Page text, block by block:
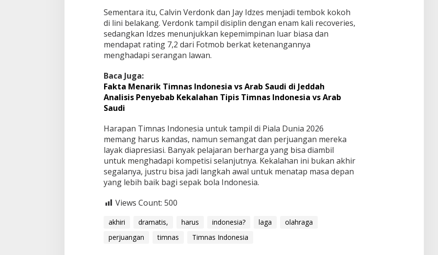
Sementara itu, Calvin Verdonk dan Jay Idzes menjadi tembok kokoh
di lini belakang. Verdonk tampil disiplin dengan enam kali recoveries,
sedangkan Idzes menunjukkan kepemimpinan luar biasa dan
mendapat rating 7,2 dari Fotmob berkat ketenangannya
menghadapi serangan lawan.
Baca Juga:
Fakta Menarik Timnas Indonesia vs Arab Saudi di Jeddah
Analisis Penyebab Kekalahan Tipis Timnas Indonesia vs Arab
Saudi
Harapan Timnas Indonesia untuk tampil di Piala Dunia 2026
memang harus kandas, namun semangat dan perjuangan mereka
layak diapresiasi. Banyak pelajaran berharga yang bisa diambil
untuk menghadapi kompetisi selanjutnya. Kekalahan ini bukan akhir
segalanya, justru bisa jadi langkah awal untuk menatap masa depan
yang lebih baik bagi sepak bola Indonesia.
Views Count: 500
akhiri dramatis, harus indonesia? laga
olahraga
perjuangan
timnas Timnas Indonesia